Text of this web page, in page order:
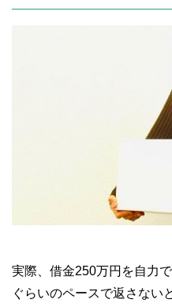
実際、借金250万円を自力
ぐらいのペースで返さない